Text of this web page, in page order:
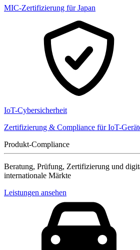
MIC-Zertifizierung für Japan
IoT-Cybersicherheit
Zertifizierung & Compliance für IoT-
Produkt-Compliance
Beratung, Prüfung, Zertifizierung und
internationale Märkte
Leistungen ansehen